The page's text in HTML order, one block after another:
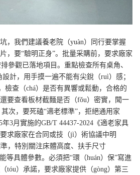
，我們建議養老院（yuàn）同行要掌握
，要“驗明正身”。批量采購前，要求廠家
參觀已落地項目。重點檢查所有桌角、
計，用手摸一遍不能有尖銳（ruì）感；
檢查（chá）是否有異響或鬆動，合格的
要查看板材截麵是否（fǒu）密實，聞一
次，要死磕“適老標準”，拒絕通用家
3月實施的GB/T 44437-2024《適老家具
求廠家在合同或技（jì）術協議中明
準，特別關注床體高度、扶手尺寸
等具體參數。必須把“環（huán）保”寫進
tóu）承諾，要求廠家提供（gòng）第三